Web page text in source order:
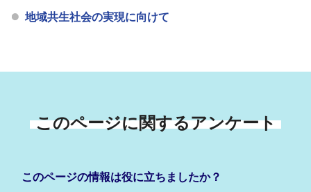
地域共生社会の実現に向けて
このページに関するアンケート
このページの情報は役に立ちましたか？